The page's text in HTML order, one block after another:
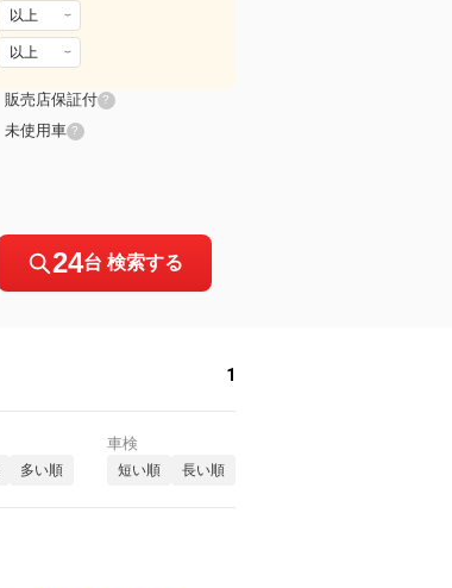
以上
以上
販売店保証付 ?
未使用車 ?
24台 検索する
1
多い順
車検
短い順 長い順